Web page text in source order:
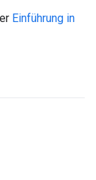
Einführung in